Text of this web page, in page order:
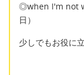
◎when I'm not
日）
少しでもお役に